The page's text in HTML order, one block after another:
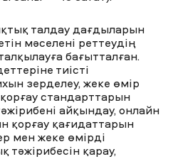
талдау дағдыларын
мәселені реттеудің
бағытталған.
тиісті
зерделеу, жеке өмір
стандарттарын
айқындау, онлайн
қорғау қағидаттарын
мен жеке өмірді
тәжірибесін қарау,